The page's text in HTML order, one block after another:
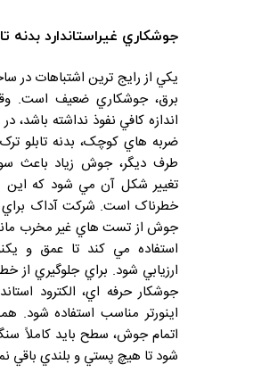
جوشکاري غيراستاندارد بدنه
يکي از رايج ترين اشتباهات در
برق، جوشکاري ضعيف است.
اندازه کافي نفوذ نداشته باشد،
ضربه هاي کوچک، بدنه تابلو
طرف ديگر، جوش زياد باعث
تغيير شکل آن مي شود که اين
خطرناک است. شرکت آداک براي
استفاده مي کند تا عمق و
ارزيابي شود. براي جلوگيري از
جوشکار حرفه اي، الکترود
اينورتر مناسب استفاده شود.
اتمام جوش، سطح بايد کاملاً
شود تا هيچ پستي و بلندي باقي